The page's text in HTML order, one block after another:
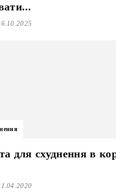
для схуднення в